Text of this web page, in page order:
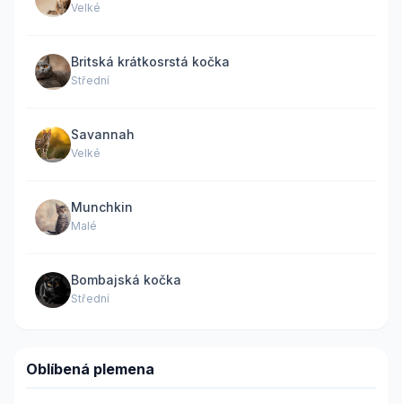
Velké
Britská krátkosrstá kočka
Střední
Savannah
Velké
Munchkin
Malé
Bombajská kočka
Střední
Oblíbená plemena